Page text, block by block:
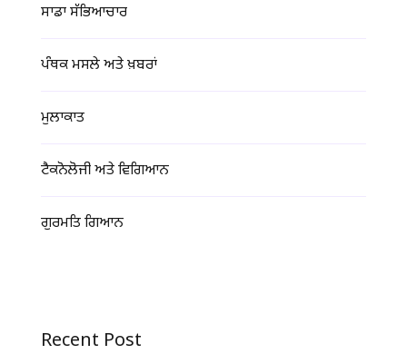
ਸਾਡਾ ਸੱਭਿਆਚਾਰ
ਪੰਥਕ ਮਸਲੇ ਅਤੇ ਖ਼ਬਰਾਂ
ਮੁਲਾਕਾਤ
ਟੈਕਨੋਲੋਜੀ ਅਤੇ ਵਿਗਿਆਨ
ਗੁਰਮਤਿ ਗਿਆਨ
Recent Post